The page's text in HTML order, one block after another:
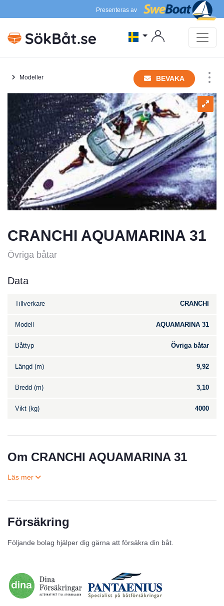
Presenteras av
Modeller BEVAKA
CRANCHI AQUAMARINA 31
Övriga båtar
Data
Tillverkare CRANCHI
Modell AQUAMARINA 31
Båttyp Övriga båtar
Längd (m) 9,92
Bredd (m) 3,10
Vikt (kg) 4000
Om CRANCHI AQUAMARINA 31
Försäkring
Följande bolag hjälper dig gärna att försäkra din båt.